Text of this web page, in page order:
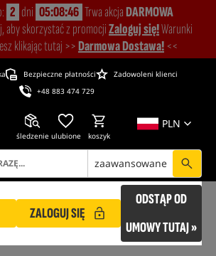
2 dni 05:08:45 Trwa akcjaDARMOWA
aby skorzystać z promocjiZaloguj się!Warunki
klikając tutaj >>Darmowa Dostawa! <<
Bezpieczne płatności
Zadowoleni klienci
+48 883 474 729
PLN
śledzenie ulubione koszyk
zaawansowane
ZALOGUJ SIĘ
ODSTĄP OD
UMOWY TUTAJ »